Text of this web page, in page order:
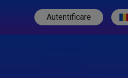
Autentificare